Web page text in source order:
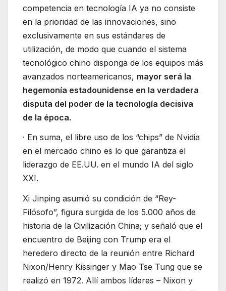
competencia en tecnología IA ya no consiste
en la prioridad de las innovaciones, sino
exclusivamente en sus estándares de
utilización, de modo que cuando el sistema
tecnológico chino disponga de los equipos más
avanzados norteamericanos, mayor será la
hegemonía estadounidense en la verdadera
disputa del poder de la tecnología decisiva
de la época.
· En suma, el libre uso de los “chips” de Nvidia
en el mercado chino es lo que garantiza el
liderazgo de EE.UU. en el mundo IA del siglo
XXI.
Xi Jinping asumió su condición de “Rey-
Filósofo”, figura surgida de los 5.000 años de
historia de la Civilización China; y señaló que el
encuentro de Beijing con Trump era el
heredero directo de la reunión entre Richard
Nixon/Henry Kissinger y Mao Tse Tung que se
realizó en 1972. Allí ambos líderes – Nixon y